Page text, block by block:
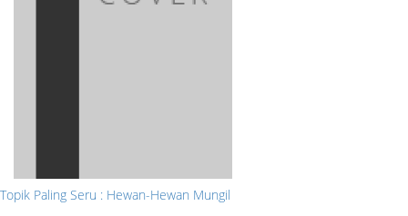
Topik Paling Seru : Hewan-Hewan Mungil